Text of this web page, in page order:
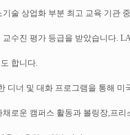
술 상업화 부분 최고 교육 기관
수진 평가 등급을 받았습니다.
합니다.
디너 및 대화 프로그램을 통해
로운 캠퍼스 활동과 볼링장,프